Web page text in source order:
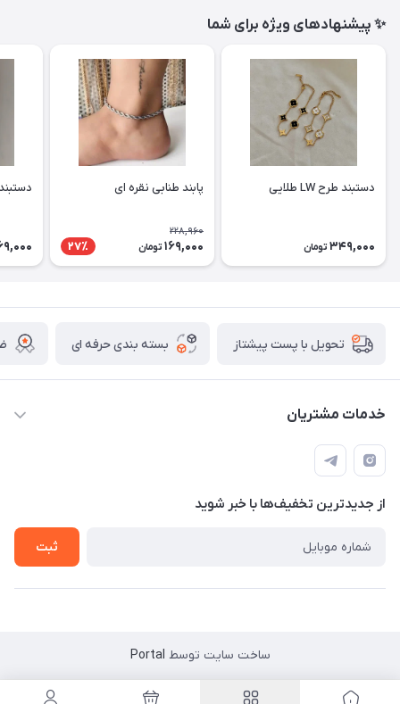
✨ پیشنهادهای ویژه برای شما
دستبند طرح LW طلایی
349,000 تومان
پابند طنابی نقره ای
228,960
169,000 تومان 27٪
تحویل با پست پیشتاز بسته بندی حرفه ای
خدمات مشتریان
قوانین
تماس با ما
سوالات متداول و پر تکرار
آموزش خرید و پیگیری سفارش
از جدید‌ترین تخفیف‌ها با‌ خبر شوید
ثبت
ساخت سایت توسط Portal